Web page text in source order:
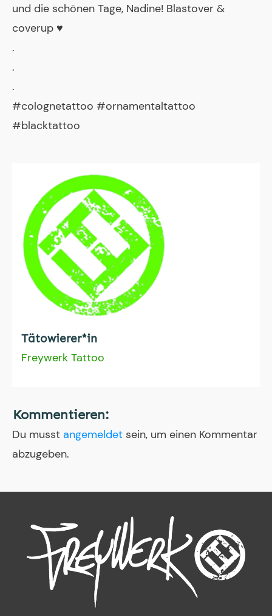
und die schönen Tage, Nadine! Blastover &
coverup ♥️
.
.
.
#colognetattoo #ornamentaltattoo
#blacktattoo
Tätowierer*in
Freywerk Tattoo
Kommentieren:
Du musst angemeldet sein, um einen Kommentar
abzugeben.